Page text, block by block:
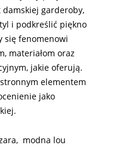
garderoby,
i podkreślić piękno
się fenomenowi
materiałom oraz
jakie oferują.
elementem
jako
modna lou